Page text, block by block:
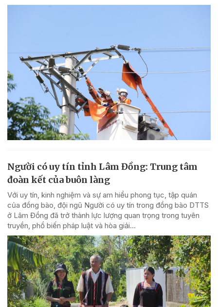
Người có uy tín tỉnh Lâm Đồng: Trung tâm
đoàn kết của buôn làng
Với uy tín, kinh nghiệm và sự am hiểu phong tục, tập quán
của đồng bào, đội ngũ Người có uy tín trong đồng bào DTTS
ở Lâm Đồng đã trở thành lực lượng quan trọng trong tuyên
truyền, phổ biến pháp luật và hòa giải...